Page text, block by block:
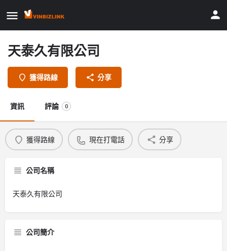
天泰久有限公司
獲得路線 分享
資訊 評論 0
獲得路線 現在打電話 分享
公司名稱
天泰久有限公司
公司簡介